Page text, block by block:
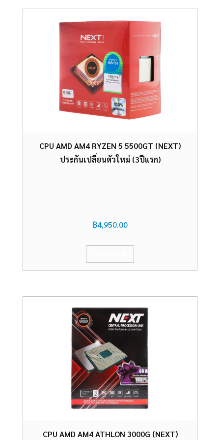
CPU AMD AM4 RYZEN 5 5500GT (NEXT)
ประกันเปลี่ยนตัวใหม่ (3ปีแรก)
฿4,950.00
CPU AMD AM4 ATHLON 3000G (NEXT)